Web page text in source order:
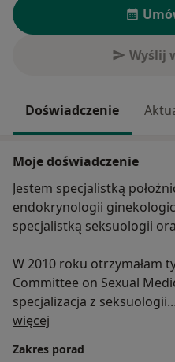
Wyślij
Doświadczenie
Moje doświadczenie
Jestem specjalistką
endokrynologii
specjalistką seksuologii
W 2010 roku otrzymałam
Committee on Sexual
specjalizacja z seksuologii.
Pracuje w klinice leczenia
niepłodnych,
więcej
Zakres porad